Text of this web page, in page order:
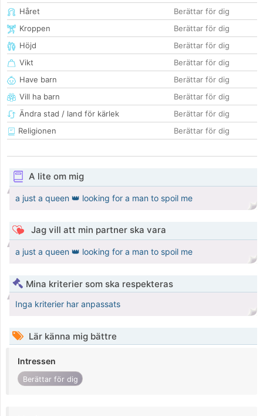
Håret
Berättar för dig
Kroppen
Berättar för dig
Höjd
Berättar för dig
Vikt
Berättar för dig
Have barn
Berättar för dig
Vill ha barn
Berättar för dig
Ändra stad / land för kärlek
Berättar för dig
Religionen
Berättar för dig
A lite om mig
a just a queen 👑 looking for a man to spoil me
Jag vill att min partner ska vara
a just a queen 👑 looking for a man to spoil me
Mina kriterier som ska respekteras
Inga kriterier har anpassats
Lär känna mig bättre
Intressen
Berättar för dig